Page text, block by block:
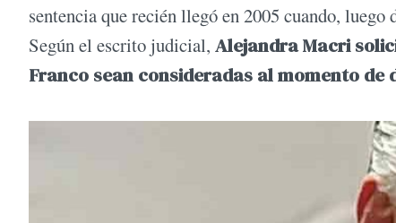
sentencia que recién llegó en 2005 cuando,
Según el escrito judicial, Alejandra Macri
Franco sean consideradas al momento de